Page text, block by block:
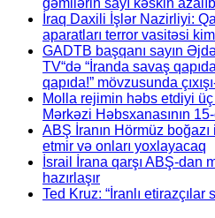
İraq Daxili İşlər Nazirliyi:
aparatları terror vasitəsi
GADTB başqanı sayın
TV“də “İranda savaş
qapıda!” mövzusunda
Molla rejimin həbs etdiyi
Mərkəzi Həbsxanasının
ABŞ İranın Hörmüz
etmir və onları yoxlayacaq
İsrail İrana qarşı ABŞ-dan
hazırlaşır
Ted Kruz: “İranlı etirazçılar